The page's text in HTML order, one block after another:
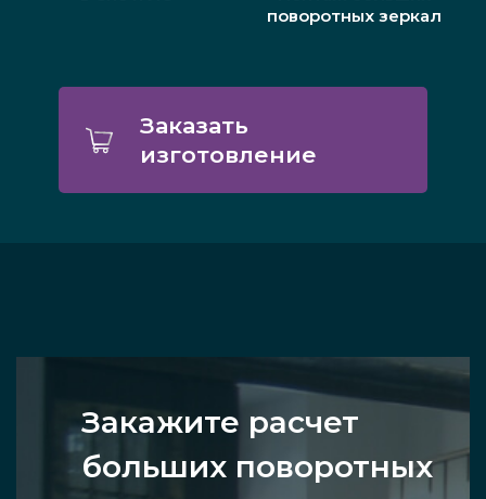
поворотных зеркал
Заказать
изготовление
Закажите расчет
больших поворотных